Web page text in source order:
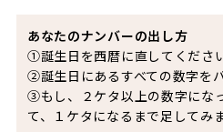
あなたのナンバーの出し方
①誕生日を西暦に直してください
②誕生日にあるすべての数字を
③もし、２ケタ以上の数字にな
て、１ケタになるまで足してみま